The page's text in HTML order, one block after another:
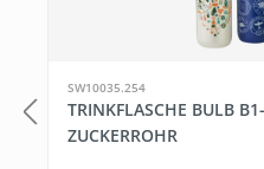
SW10035.254
TRINKFLASCHE BULB
ZUCKERROHR